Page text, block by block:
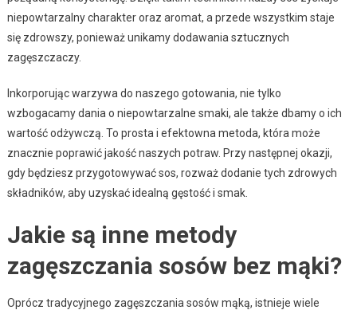
niepowtarzalny charakter oraz aromat, a przede wszystkim staje
się zdrowszy, ponieważ unikamy dodawania sztucznych
zagęszczaczy.
Inkorporując warzywa do naszego gotowania, nie tylko
wzbogacamy dania o niepowtarzalne smaki, ale także dbamy o ich
wartość odżywczą. To prosta i efektowna metoda, która może
znacznie poprawić jakość naszych potraw. Przy następnej okazji,
gdy będziesz przygotowywać sos, rozważ dodanie tych zdrowych
składników, aby uzyskać idealną gęstość i smak.
Jakie są inne metody
zagęszczania sosów bez mąki?
Oprócz tradycyjnego zagęszczania sosów mąką, istnieje wiele